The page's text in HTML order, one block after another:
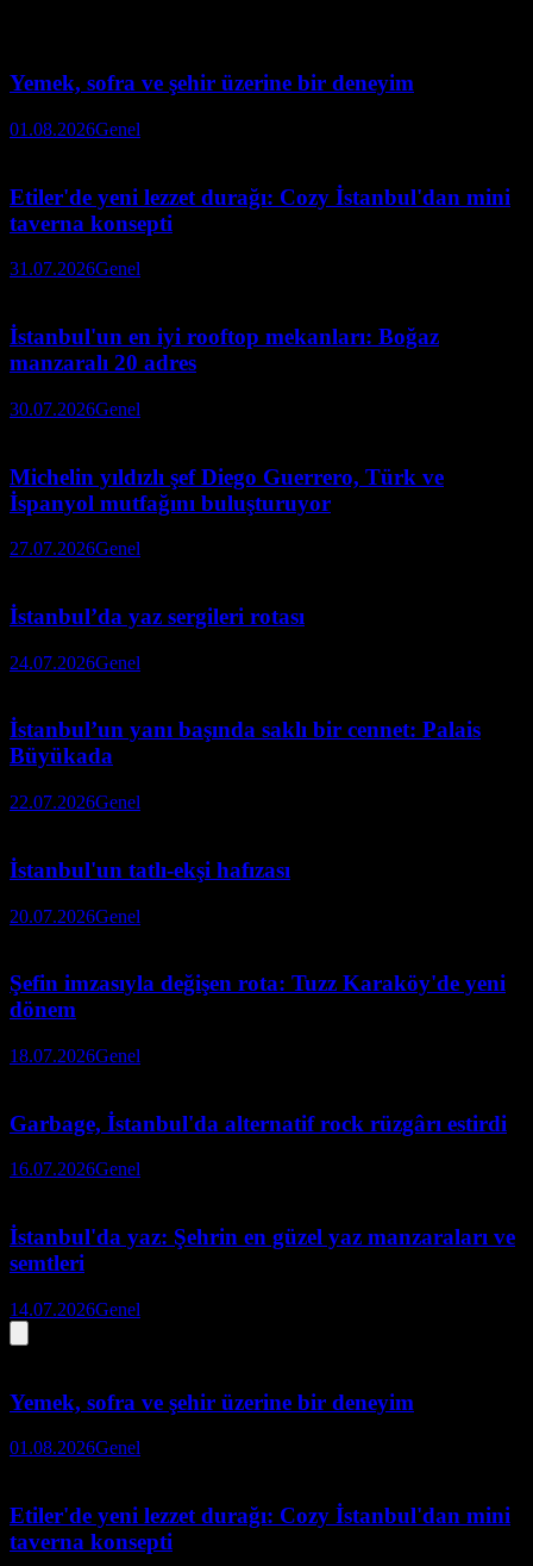
Yemek, sofra ve şehir üzerine bir deneyim
01.08.2026Genel
Etiler'de yeni lezzet durağı: Cozy İstanbul'dan mini
taverna konsepti
31.07.2026Genel
İstanbul'un en iyi rooftop mekanları: Boğaz
manzaralı 20 adres
30.07.2026Genel
Michelin yıldızlı şef Diego Guerrero, Türk ve
İspanyol mutfağını buluşturuyor
27.07.2026Genel
İstanbul’da yaz sergileri rotası
24.07.2026Genel
İstanbul’un yanı başında saklı bir cennet: Palais
Büyükada
22.07.2026Genel
İstanbul'un tatlı-ekşi hafızası
20.07.2026Genel
Şefin imzasıyla değişen rota: Tuzz Karaköy'de yeni
dönem
18.07.2026Genel
Garbage, İstanbul'da alternatif rock rüzgârı estirdi
16.07.2026Genel
İstanbul'da yaz: Şehrin en güzel yaz manzaraları ve
semtleri
14.07.2026Genel
Yemek, sofra ve şehir üzerine bir deneyim
01.08.2026Genel
Etiler'de yeni lezzet durağı: Cozy İstanbul'dan mini
taverna konsepti